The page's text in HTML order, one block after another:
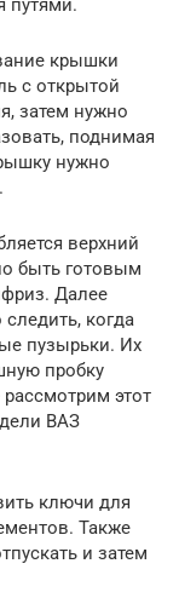
путями.
крышки
с открытой
затем нужно
поднимая
нужно
верхний
быть готовым
Далее
когда
пузырьки. Их
пробку
этот
ВАЗ
ключи для
Также
и затем